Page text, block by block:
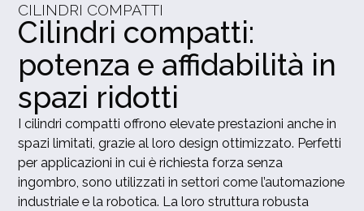
CILINDRI COMPATTI
Cilindri compatti:
potenza e affidabilità in
spazi ridotti
I cilindri compatti offrono elevate prestazioni anche in
spazi limitati, grazie al loro design ottimizzato. Perfetti
per applicazioni in cui è richiesta forza senza
ingombro, sono utilizzati in settori come l’automazione
industriale e la robotica. La loro struttura robusta